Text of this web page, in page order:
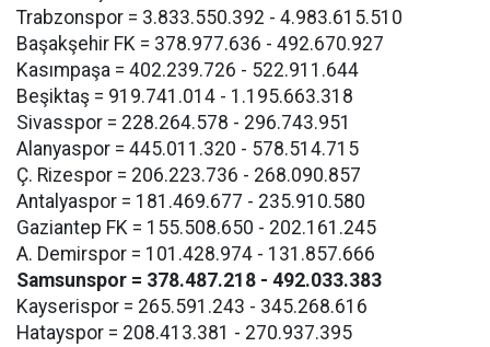
Trabzonspor = 3.833.550.392 - 4.983.615.510
Başakşehir FK = 378.977.636 - 492.670.927
Kasımpaşa = 402.239.726 - 522.911.644
Beşiktaş = 919.741.014 - 1.195.663.318
Sivasspor = 228.264.578 - 296.743.951
Alanyaspor = 445.011.320 - 578.514.715
Ç. Rizespor = 206.223.736 - 268.090.857
Antalyaspor = 181.469.677 - 235.910.580
Gaziantep FK = 155.508.650 - 202.161.245
A. Demirspor = 101.428.974 - 131.857.666
Samsunspor = 378.487.218 - 492.033.383
Kayserispor = 265.591.243 - 345.268.616
Hatayspor = 208.413.381 - 270.937.395